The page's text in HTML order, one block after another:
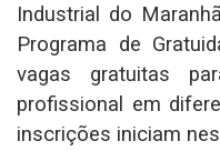
Industrial do
Programa de
vagas gratuitas
profissional em
inscrições iniciam